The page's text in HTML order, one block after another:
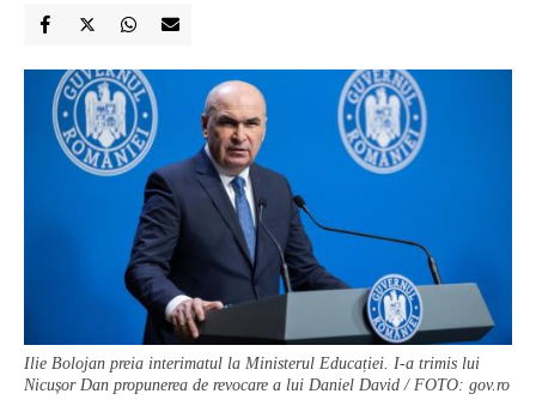
Ilie Bolojan preia interimatul la Ministerul Educației. I-a trimis lui
Nicușor Dan propunerea de revocare a lui Daniel David / FOTO: gov.ro